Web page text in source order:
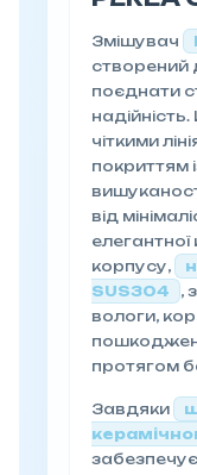
Змішувач
створений
поєднати
чіткими
покриттям
від
корпусу,
SUS304
,
вологи,
протягом
Завдяки